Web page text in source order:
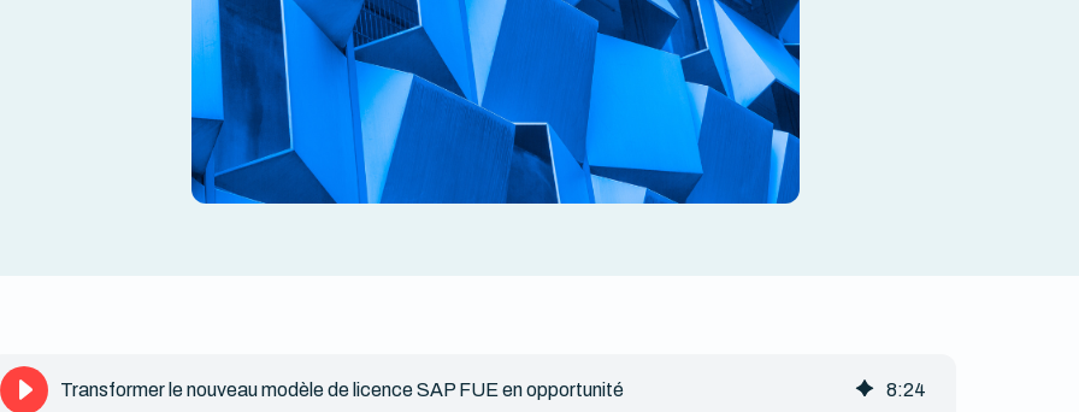
Transformer le nouveau modèle de licence SAP FUE en opportunité 8:24